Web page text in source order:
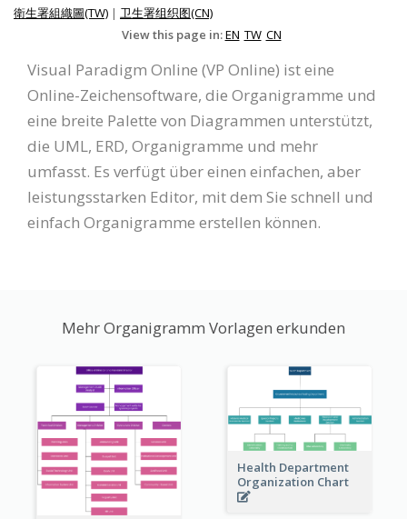
衛生署組織圖(TW) | 卫生署组织图(CN)
View this page in:EN TW CN
Visual Paradigm Online (VP Online) ist eine
Online-Zeichensoftware, die Organigramme und
eine breite Palette von Diagrammen unterstützt,
die UML, ERD, Organigramme und mehr
umfasst. Es verfügt über einen einfachen, aber
leistungsstarken Editor, mit dem Sie schnell und
einfach Organigramme erstellen können.
Mehr Organigramm Vorlagen erkunden
Health Department
Organization Chart